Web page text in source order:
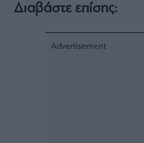
Διαβάστε επίσης: